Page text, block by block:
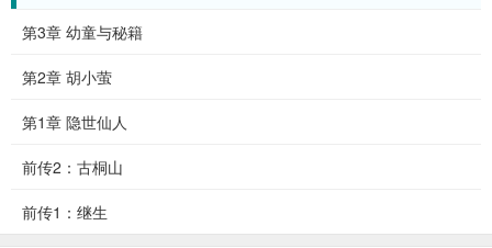
第3章 幼童与秘籍
第2章 胡小萤
第1章 隐世仙人
前传2：古桐山
前传1：继生